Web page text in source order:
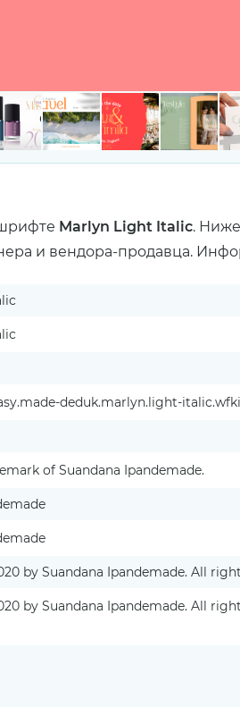
Marlyn Light Italic.
и вендора-продавца.
deduk.marlyn.light-
of Suandana Ipandemade.
by Suandana Ipandemade. All
by Suandana Ipandemade. All